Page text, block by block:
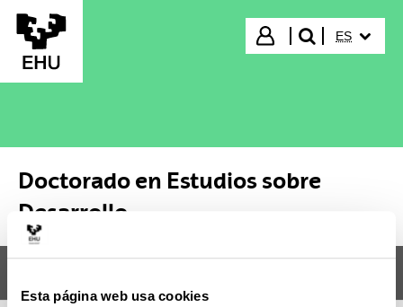
Esta página web usa cookies
Saltar al contenido principal
Iniciar sesión
buscar"
ES
Doctorado en Estudios sobre
Desarrollo